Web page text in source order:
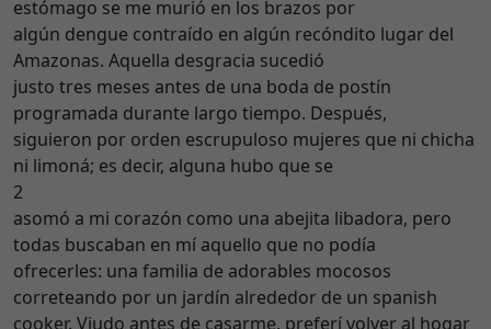
estómago se me murió en los brazos por
algún dengue contraído en algún recóndito lugar del
Amazonas. Aquella desgracia sucedió
justo tres meses antes de una boda de postín
programada durante largo tiempo. Después,
siguieron por orden escrupuloso mujeres que ni chicha
ni limoná; es decir, alguna hubo que se
2
asomó a mi corazón como una abejita libadora, pero
todas buscaban en mí aquello que no podía
ofrecerles: una familia de adorables mocosos
correteando por un jardín alrededor de un spanish
cooker. Viudo antes de casarme, preferí volver al hogar